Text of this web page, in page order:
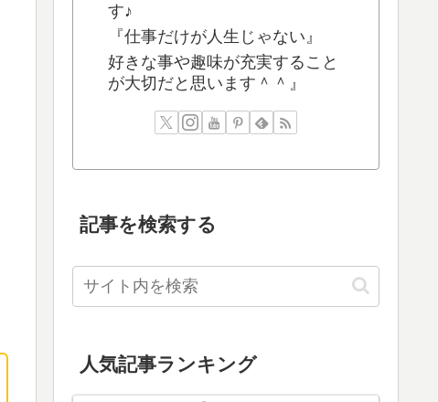
す♪
『仕事だけが人生じゃない』
好きな事や趣味が充実すること
が大切だと思います＾＾』
記事を検索する
人気記事ランキング